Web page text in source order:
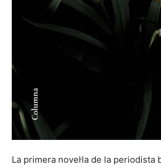
La primera novel·la de la periodista